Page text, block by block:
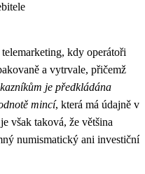
kdy operátoři
a vytrvale, přičemž
je předkládána
mincí, která má údajně v
však taková, že většina
numismatický ani investiční